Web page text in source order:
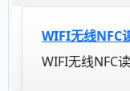
WIFI无线NFC
WIFI无线NFC